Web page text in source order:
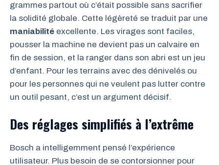
grammes partout où c’était possible sans sacrifier
la solidité globale. Cette légèreté se traduit par une
maniabilité excellente. Les virages sont faciles,
pousser la machine ne devient pas un calvaire en
fin de session, et la ranger dans son abri est un jeu
d’enfant. Pour les terrains avec des dénivelés ou
pour les personnes qui ne veulent pas lutter contre
un outil pesant, c’est un argument décisif.
Des réglages simplifiés à l’extrême
Bosch a intelligemment pensé l’expérience
utilisateur. Plus besoin de se contorsionner pour